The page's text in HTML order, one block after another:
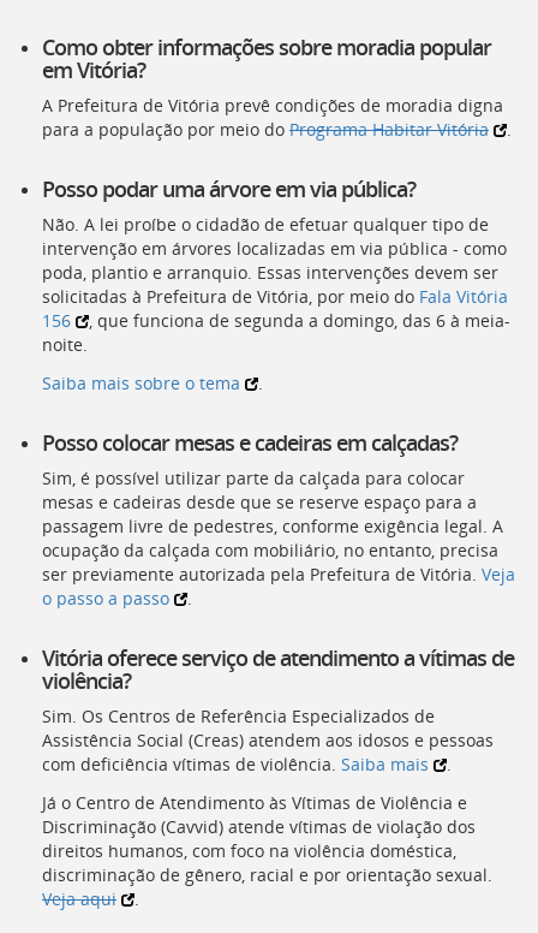
Como obter informações sobre moradia popular
em Vitória?
A Prefeitura de Vitória prevê condições de moradia digna
para a população por meio do Programa Habitar Vitória
Posso podar uma árvore em via pública?
Não. A lei proíbe o cidadão de efetuar qualquer tipo de
intervenção em árvores localizadas em via pública - como
poda, plantio e arranquio. Essas intervenções devem ser
solicitadas à Prefeitura de Vitória, por meio do Fala Vitória
156
, que funciona de segunda a domingo, das 6 à meia-
noite.
Saiba mais sobre o tema
Posso colocar mesas e cadeiras em calçadas?
Sim, é possível utilizar parte da calçada para colocar
mesas e cadeiras desde que se reserve espaço para a
passagem livre de pedestres, conforme exigência legal. A
ocupação da calçada com mobiliário, no entanto, precisa
ser previamente autorizada pela Prefeitura de Vitória. Veja
o passo a passo
Vitória oferece serviço de atendimento a vítimas de
violência?
Sim. Os Centros de Referência Especializados de
Assistência Social (Creas) atendem aos idosos e pessoas
com deficiência vítimas de violência. Saiba mais
Já o Centro de Atendimento às Vítimas de Violência e
Discriminação (Cavvid) atende vítimas de violação dos
direitos humanos, com foco na violência doméstica,
discriminação de gênero, racial e por orientação sexual.
Veja aqui